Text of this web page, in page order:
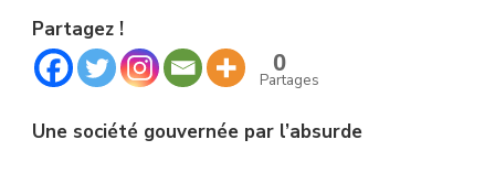
LIBÉRAL.
Partagez !
0
Partages
Une société gouvernée par l’absurde